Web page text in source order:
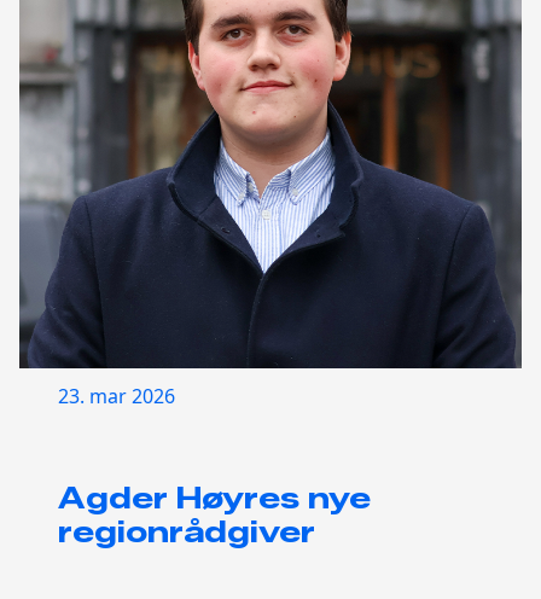
23. mar 2026
Agder Høyres nye
regionrådgiver